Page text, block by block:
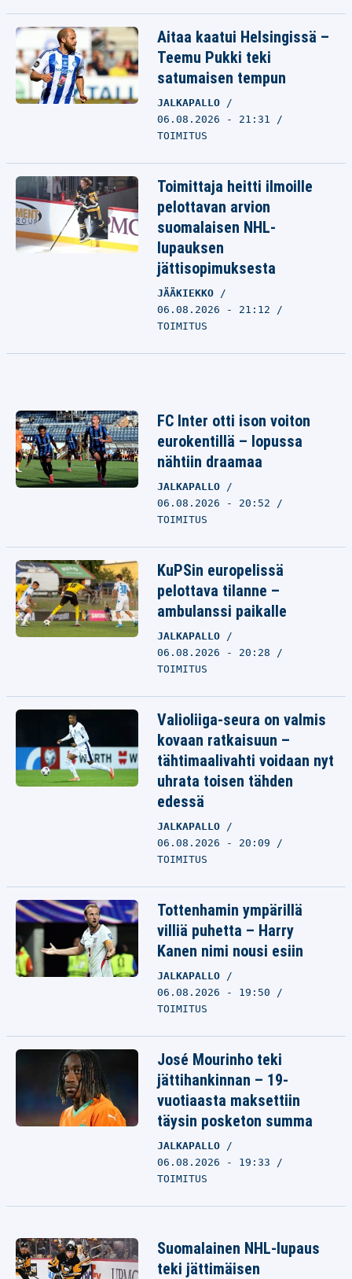
Aitaa kaatui Helsingissä –
Teemu Pukki teki
satumaisen tempun
JALKAPALLO
06.08.2026 - 21:31
TOIMITUS
Toimittaja heitti ilmoille
pelottavan arvion
suomalaisen NHL-
lupauksen
jättisopimuksesta
JÄÄKIEKKO
06.08.2026 - 21:12
TOIMITUS
FC Inter otti ison voiton
eurokentillä – lopussa
nähtiin draamaa
JALKAPALLO
06.08.2026 - 20:52
TOIMITUS
KuPSin europelissä
pelottava tilanne –
ambulanssi paikalle
JALKAPALLO
06.08.2026 - 20:28
TOIMITUS
Valioliiga-seura on valmis
kovaan ratkaisuun –
tähtimaalivahti voidaan nyt
uhrata toisen tähden
edessä
JALKAPALLO
06.08.2026 - 20:09
TOIMITUS
Tottenhamin ympärillä
villiä puhetta – Harry
Kanen nimi nousi esiin
JALKAPALLO
06.08.2026 - 19:50
TOIMITUS
José Mourinho teki
jättihankinnan – 19-
vuotiaasta maksettiin
täysin posketon summa
JALKAPALLO
06.08.2026 - 19:33
TOIMITUS
Suomalainen NHL-lupaus
teki jättimäisen